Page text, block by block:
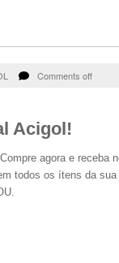
Comments off
Acigol!
agora e receba
todos os ítens da sua